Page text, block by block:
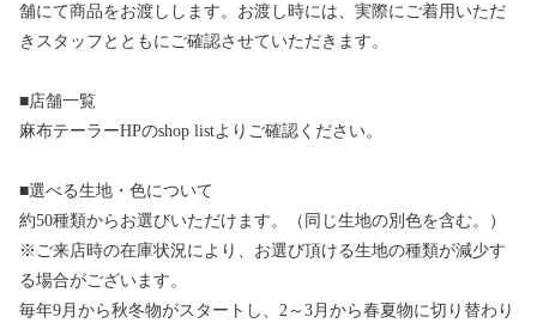
舗にて商品をお渡しします。お渡し時には、実際にご着用いただ
きスタッフとともにご確認させていただきます。
■店舗一覧
麻布テーラーHPのshop listよりご確認ください。
■選べる生地・色について
約50種類からお選びいただけます。（同じ生地の別色を含む。）
※ご来店時の在庫状況により、お選び頂ける生地の種類が減少す
る場合がございます。
毎年9月から秋冬物がスタートし、2～3月から春夏物に切り替わり